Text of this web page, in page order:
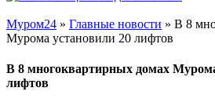
Муром24 » Главные новости » В 8
Мурома установили 20 лифтов
В 8 многоквартирных домах
лифтов